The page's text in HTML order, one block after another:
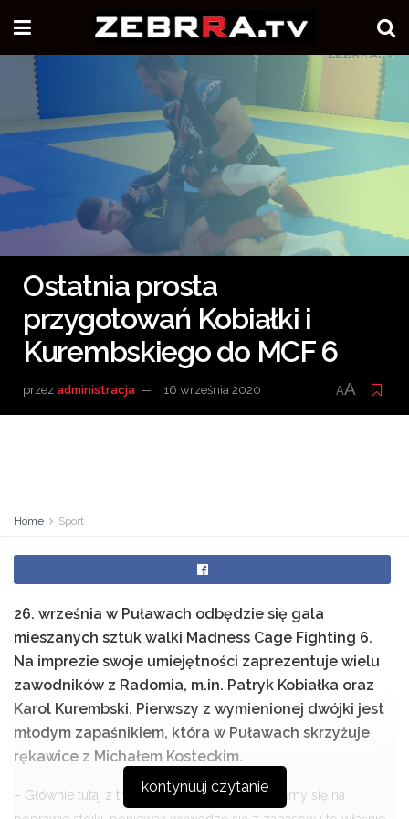
Ostatnia prosta
przygotowań Kobiałki i
Kurembskiego do MCF 6
przez administracja 16 września 2020 AA
Home Sport
26. września w Puławach odbędzie się gala
mieszanych sztuk walki Madness Cage Fighting 6.
Na imprezie swoje umiejętności zaprezentuje wielu
zawodników z Radomia, m.in. Patryk Kobiałka oraz
Karol Kurembski. Pierwszy z wymienionej dwójki jest
młodym zapaśnikiem, która w Puławach skrzyżuje
rękawice z Michałem Kosteckim.
– Głównie tutaj z trenerem i kolegami skupialiśmy się na
kontynuuj czytanie